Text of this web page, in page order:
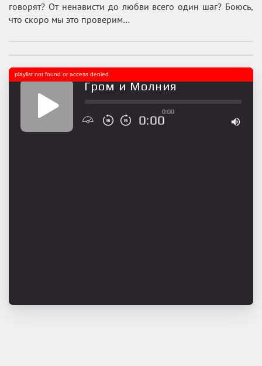
говорят? От ненависти до любви всего один шаг? Боюсь,
что скоро мы это проверим…
Гром и Молния
0:00
0:00
playlist not found or access denied